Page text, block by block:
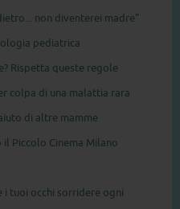
non diventerei madre”
pediatrica
Rispetta queste regole
colpa di una malattia rara
di altre mamme
Piccolo Cinema Milano
i tuoi occhi sorridere ogni